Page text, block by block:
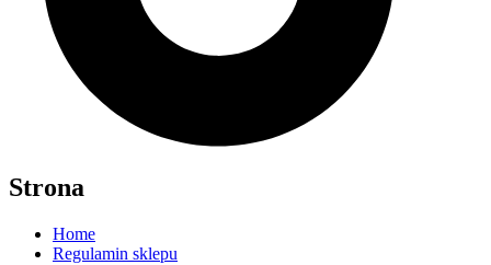
Strona
Home
Regulamin sklepu